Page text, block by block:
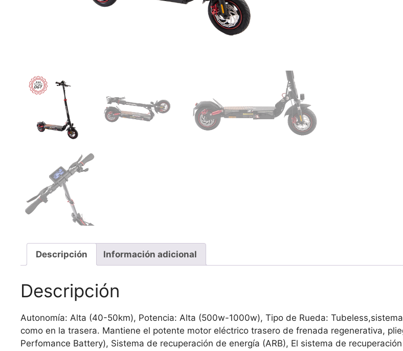
Descripción Información adicional
Descripción
Autonomía: Alta (40-50km), Potencia: Alta (500w-1000w), Tipo de Rueda:
como en la trasera. Mantiene el potente motor eléctrico trasero de frenada regenerativa,
Perfomance Battery), Sistema de recuperación de energía (ARB), El sistema de